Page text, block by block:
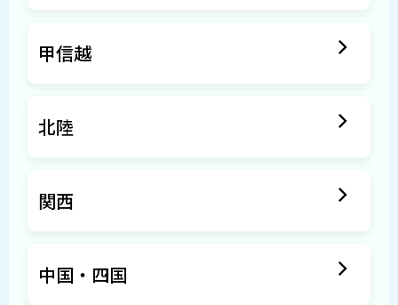
甲信越
北陸
関西
中国・四国